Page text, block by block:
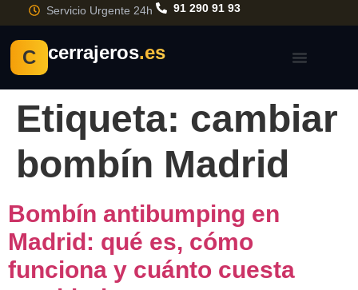
Servicio Urgente 24h 91 290 91 93
C cerrajeros.es
Etiqueta: cambiar
bombín Madrid
Bombín antibumping en
Madrid: qué es, cómo
funciona y cuánto cuesta